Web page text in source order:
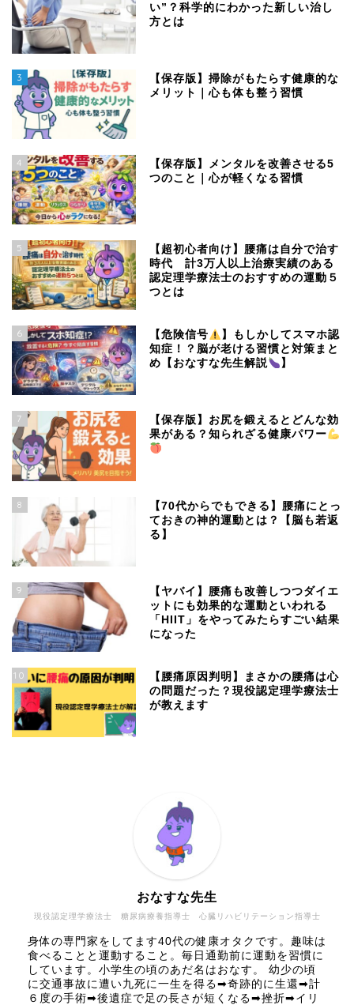
い”？科学的にわかった新しい治し
方とは
3
【保存版】掃除がもたらす健康的な
メリット｜心も体も整う習慣
4
【保存版】メンタルを改善させる5
つのこと｜心が軽くなる習慣
5
【超初心者向け】腰痛は自分で治す
時代 計3万人以上治療実績のある
認定理学療法士のおすすめの運動５
つとは
6 【危険信号
】もしかしてスマホ認
知症！？脳が老ける習慣と対策まと
め【おなすな先生解説
】
7
【保存版】お尻を鍛えるとどんな効
果がある？知られざる健康パワー
8
【70代からでもできる】腰痛にとっ
ておきの神的運動とは？【脳も若返
る】
9
【ヤバイ】腰痛も改善しつつダイエ
ットにも効果的な運動といわれる
「HIIT」をやってみたらすごい結果
になった
10
【腰痛原因判明】まさかの腰痛は心
の問題だった？現役認定理学療法士
が教えます
現役認定理学療法士 糖尿病療養指導士 心臓リハビリテーション指導士
おなすな先生
身体の専門家をしてます40代の健康オタクです。趣味は
食べることと運動すること。毎日通勤前に運動を習慣に
しています。小学生の頃のあだ名はおなす。 幼少の頃
に交通事故に遭い九死に一生を得る➡奇跡的に生還➡計
６度の手術➡後遺症で足の長さが短くなる➡挫折➡イリ